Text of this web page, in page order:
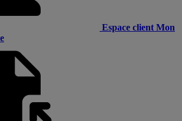
Espace client Mon